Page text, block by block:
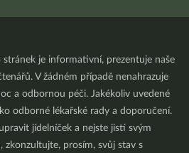
je informativní, prezentuje naše
V žádném případě nenahrazuje
a odbornou péči. Jakékoliv uvedené
odborné lékařské rady a doporučení.
jídelníček a nejste jistí svým
zkonzultujte, prosím, svůj stav s